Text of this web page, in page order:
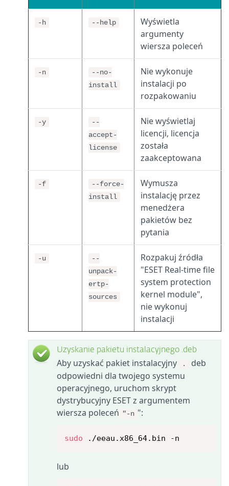
-h --help
Wyświetla
argumenty
wiersza poleceń
-n
--no-
install
Nie wykonuje
instalacji po
rozpakowaniu
-y
--
accept-
license
Nie wyświetlaj
licencji, licencja
została
zaakceptowana
-f
--force-
install
Wymusza
instalację przez
menedżera
pakietów bez
pytania
-u
--
unpack-
ertp-
sources
Rozpakuj źródła
"ESET Real-time file
system protection
kernel module",
nie wykonuj
instalacji
Uzyskanie pakietu instalacyjnego .deb
Aby uzyskać pakiet instalacyjny .
deb
odpowiedni dla twojego systemu
operacyjnego, uruchom skrypt
dystrybucyjny ESET z argumentem
wiersza poleceń "-n ":
sudo ./eeau.x86_64.bin -n
lub